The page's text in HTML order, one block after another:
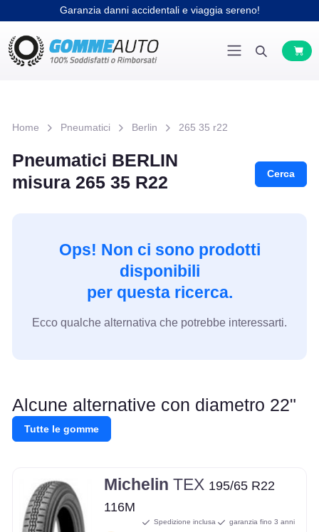
Garanzia danni accidentali e viaggia sereno!
Home Pneumatici Berlin 265 35 r22
Pneumatici BERLIN
misura 265 35 R22
Cerca
Ops! Non ci sono prodotti
disponibili
per questa ricerca.
Ecco qualche alternativa che potrebbe interessarti.
Alcune alternative con diametro 22"
Tutte le gomme
Michelin TEX 195/65 R22
116M
Spedizione inclusa garanzia fino 3 anni